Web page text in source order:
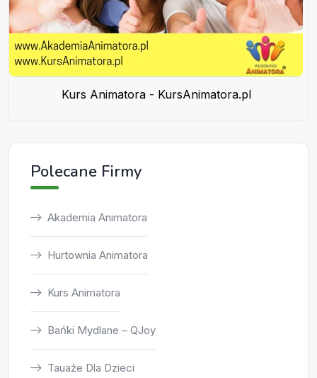
Kurs Animatora - KursAnimatora.pl
Polecane Firmy
Akademia Animatora
Hurtownia Animatora
Kurs Animatora
Bańki Mydlane – QJoy
Tauaże Dla Dzieci